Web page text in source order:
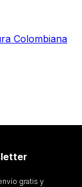
gratis y